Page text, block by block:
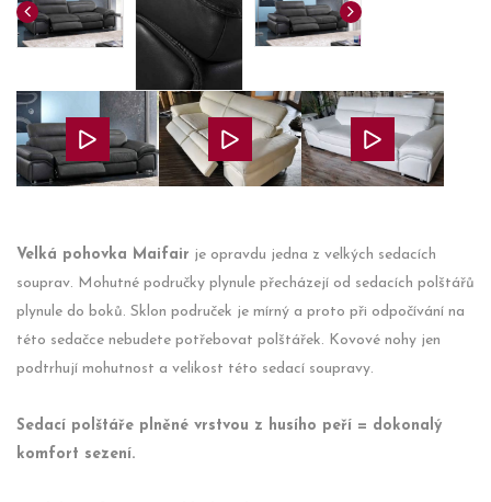
Velká pohovka Maifair je opravdu jedna z velkých sedacích
souprav. Mohutné područky plynule přecházejí od sedacích polštářů
plynule do boků. Sklon područek je mírný a proto při odpočívání na
této sedačce nebudete potřebovat polštářek. Kovové nohy jen
podtrhují mohutnost a velikost této sedací soupravy.
Sedací polštáře plněné vrstvou z husího peří = dokonalý
komfort sezení.